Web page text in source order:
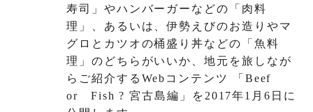
寿司」やハンバーガーなどの「肉料
理」、あるいは、伊勢えびのお造りやマ
グロとカツオの桶盛り丼などの「魚料
理」のどちらがいいか、地元を旅しなが
らご紹介するWebコンテンツ 「Beef
or Fish ? 宮古島編」を2017年1月6日に